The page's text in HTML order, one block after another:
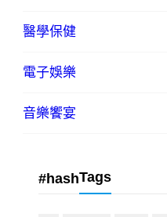
醫學保健
電子娛樂
音樂饗宴
#hashTags